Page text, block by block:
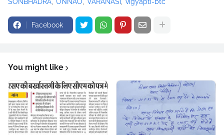
SONBHADRA
UNNAO VARANASI vigyapti-btc
Facebook
You might like